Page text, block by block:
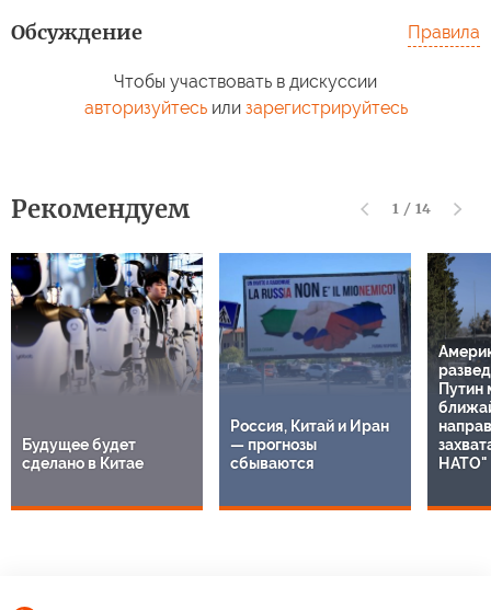
Обсуждение Правила
Чтобы участвовать в дискуссии
авторизуйтесьили зарегистрируйтесь
Рекомендуем 1 / 14
Будущее будет
сделано в Китае
Россия, Китай и Иран
— прогнозы
сбываются
Путин
НАТО"